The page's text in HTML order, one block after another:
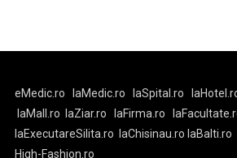
eMedic.ro laMedic.ro laSpital.ro
laMall.ro
laZiar.ro laFirma.ro
laExecutareSilita.ro
laChisinau.ro laBalti.ro
High-Fashion.ro